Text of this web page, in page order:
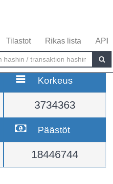
Tilastot Rikas lista API
Korkeus
3734363
Päästöt
18446744